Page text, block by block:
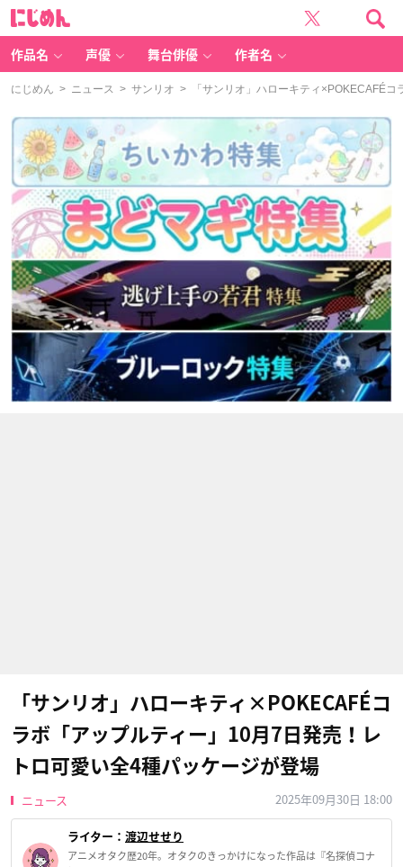
作品名 声優 舞台俳優 作者名
にじめん > ニュース > サンリオ > 「サンリオ」ハローキティ×POKECAFÉコ
「サンリオ」ハローキティ×POKECAFÉコ
ラボ「アップルティー」10月7日発売！レ
トロ可愛い全4種パッケージが登場
ニュース 2025年09月30日 18:00
ライター： 渡辺せせり
アニメオタク歴20年。オタクのきっかけになった作品は『名探偵コナ